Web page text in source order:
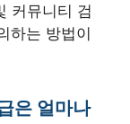
커뮤니티 검
하는 방법이
은 얼마나